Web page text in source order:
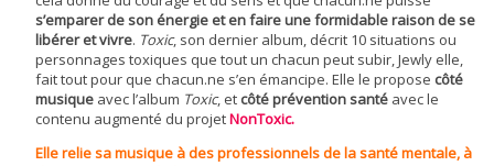
s’emparer de son énergie et en faire une formidable raison de se
libéreret vivre. Toxic, son dernier album, décrit 10 situations ou
personnages toxiques que tout un chacun peut subir, Jewly elle,
fait tout pour que chacun.ne s’en émancipe. Elle le propose côté
musique avec l’album Toxic, et côté prévention santé avec le
contenu augmenté du projetNonToxic.
Elle relie sa musique à des professionnels de la santé mentale, à